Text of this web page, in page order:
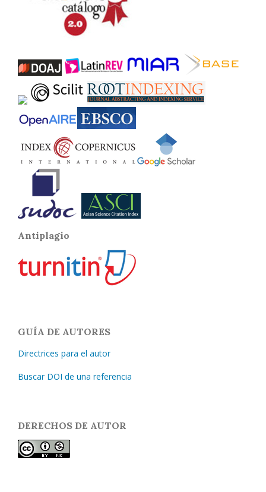
Antiplagio
GUÍA DE AUTORES
Directrices para el autor
Buscar DOI de una referencia
DERECHOS DE AUTOR